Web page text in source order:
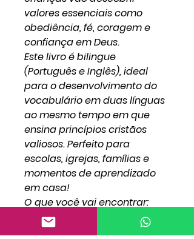
valores essenciais como
obediência, fé, coragem e
confiança em Deus.
Este livro é bilingue
(Português e Inglês), ideal
para o desenvolvimento do
vocabulário em duas línguas
ao mesmo tempo em que
ensina princípios cristãos
valiosos. Perfeito para
escolas, igrejas, famílias e
momentos de aprendizado
em casa!
O que você vai encontrar:
A história de Abraão
adaptada para o público